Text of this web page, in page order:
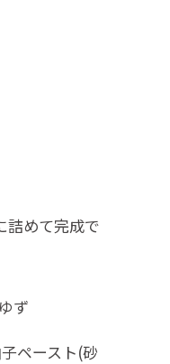
詰めて完成で
ず
ペースト(砂